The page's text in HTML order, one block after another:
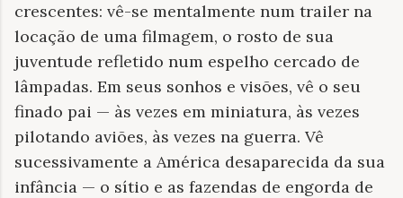
crescentes: vê-se mentalmente num trailer na
locação de uma filmagem, o rosto de sua
juventude refletido num espelho cercado de
lâmpadas. Em seus sonhos e visões, vê o seu
finado pai — às vezes em miniatura, às vezes
pilotando aviões, às vezes na guerra. Vê
sucessivamente a América desaparecida da sua
infância — o sítio e as fazendas de engorda de